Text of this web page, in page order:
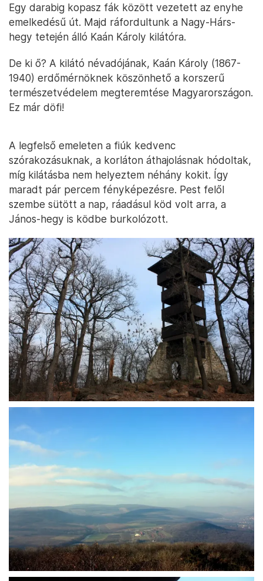
Egy darabig kopasz fák között vezetett az enyhe
emelkedésű út. Majd ráfordultunk a Nagy-Hárs-
hegy tetején álló Kaán Károly kilátóra.
De ki ő? A kilátó névadójának, Kaán Károly (1867-
1940) erdőmérnöknek köszönhető a korszerű
természetvédelem megteremtése Magyarországon.
Ez már döfi!
A legfelső emeleten a fiúk kedvenc
szórakozásuknak, a korláton áthajolásnak hódoltak,
míg kilátásba nem helyeztem néhány kokit. Így
maradt pár percem fényképezésre. Pest felől
szembe sütött a nap, ráadásul köd volt arra, a
János-hegy is ködbe burkolózott.